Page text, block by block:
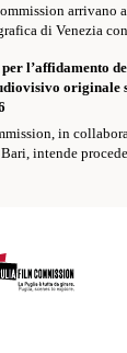
arrivano
di Venezia
l’affidamento
originale
in
intende